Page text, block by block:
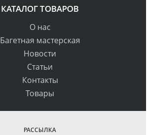
КАТАЛОГ ТОВАРОВ
О нас
Багетная мастерская
Новости
Статьи
Контакты
Товары
РАССЫЛКА